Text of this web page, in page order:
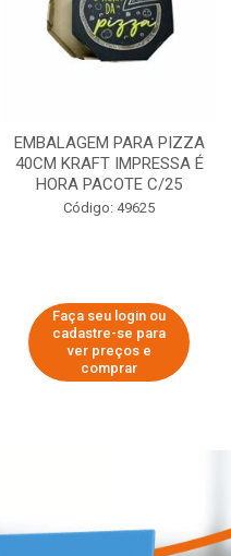
EMBALAGEM PARA PIZZA
40CM KRAFT IMPRESSA É
HORA PACOTE C/25
Código: 49625
Faça seu login ou
cadastre-se para
ver preços e
comprar